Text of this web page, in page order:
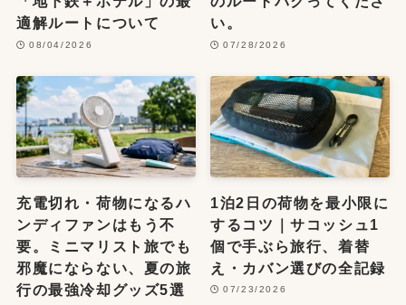
適解ルートについて
08/04/2026
い。
07/28/2026
充電切れ・荷物になるハ
ンディファンはもう不
要。ミニマリスト旅でも
邪魔にならない、夏の旅
行の最強冷却グッズ5選
1泊2日の荷物を最小限に
するコツ｜サコッシュ1
個で手ぶら旅行、着替
え・カバン選びの全記録
07/23/2026